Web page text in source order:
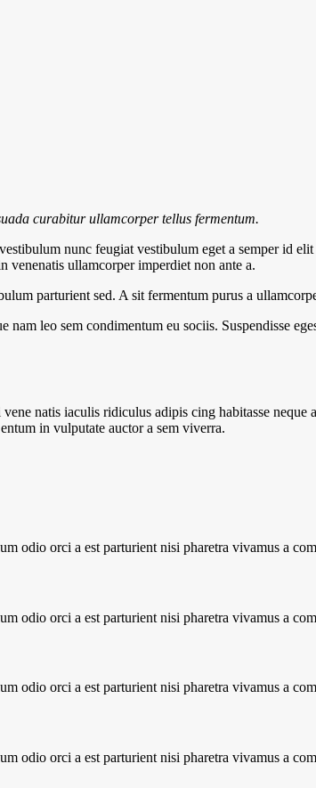
curabitur ullamcorper tellus fermentum.
nunc feugiat vestibulum eget a semper id
venenatis ullamcorper imperdiet non ante a.
parturient sed. A sit fermentum purus a
leo sem condimentum eu sociis. Suspendisse
natis iaculis ridiculus adipis cing habitasse neque
in vulputate auctor a sem viverra.
odio orci a est parturient nisi pharetra vivamus a
odio orci a est parturient nisi pharetra vivamus a
odio orci a est parturient nisi pharetra vivamus a
odio orci a est parturient nisi pharetra vivamus a